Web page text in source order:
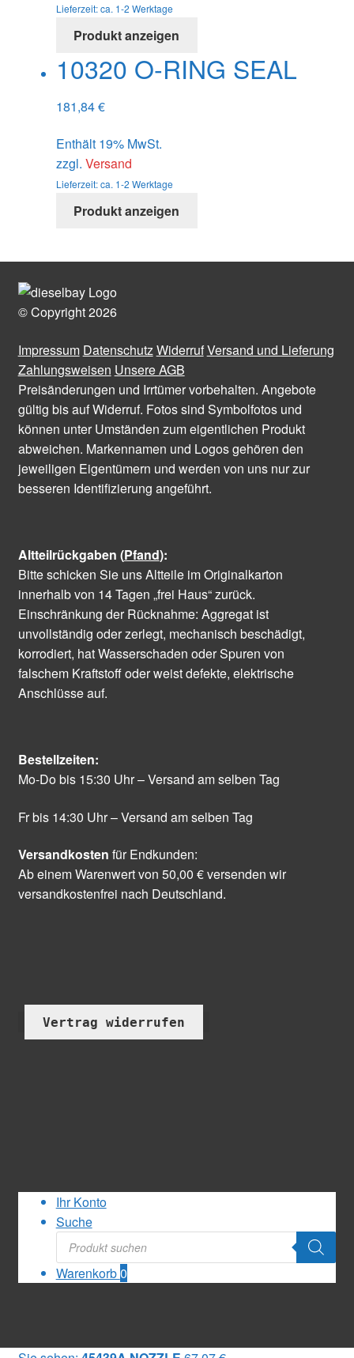
Lieferzeit: ca. 1-2 Werktage
Produkt anzeigen
10320 O-RING SEAL
181,84€
Enthält 19% MwSt.
zzgl. Versand
Lieferzeit: ca. 1-2 Werktage
Produkt anzeigen
© Copyright 2026
Impressum Datenschutz WiderrufVersand und Lieferung
Zahlungsweisen Unsere AGB
Preisänderungen und Irrtümer vorbehalten. Angebote
gültig bis auf Widerruf. Fotos sind Symbolfotos und
können unter Umständen zum eigentlichen Produkt
abweichen. Markennamen und Logos gehören den
jeweiligen Eigentümern und werden von uns nur zur
besseren Identifizierung angeführt.
Altteilrückgaben (Pfand):
Bitte schicken Sie uns Altteile im Originalkarton
innerhalb von 14 Tagen „frei Haus“ zurück.
Einschränkung der Rücknahme: Aggregat ist
unvollständig oder zerlegt, mechanisch beschädigt,
korrodiert, hat Wasserschaden oder Spuren von
falschem Kraftstoff oder weist defekte, elektrische
Anschlüsse auf.
Bestellzeiten:
Mo-Do bis 15:30 Uhr – Versand am selben Tag
Fr bis 14:30 Uhr – Versand am selben Tag
Versandkosten für Endkunden:
Ab einem Warenwert von 50,00 € versenden wir
versandkostenfrei nach Deutschland.
Vertrag widerrufen
Ihr Konto
Suche
Products
search
Warenkorb0